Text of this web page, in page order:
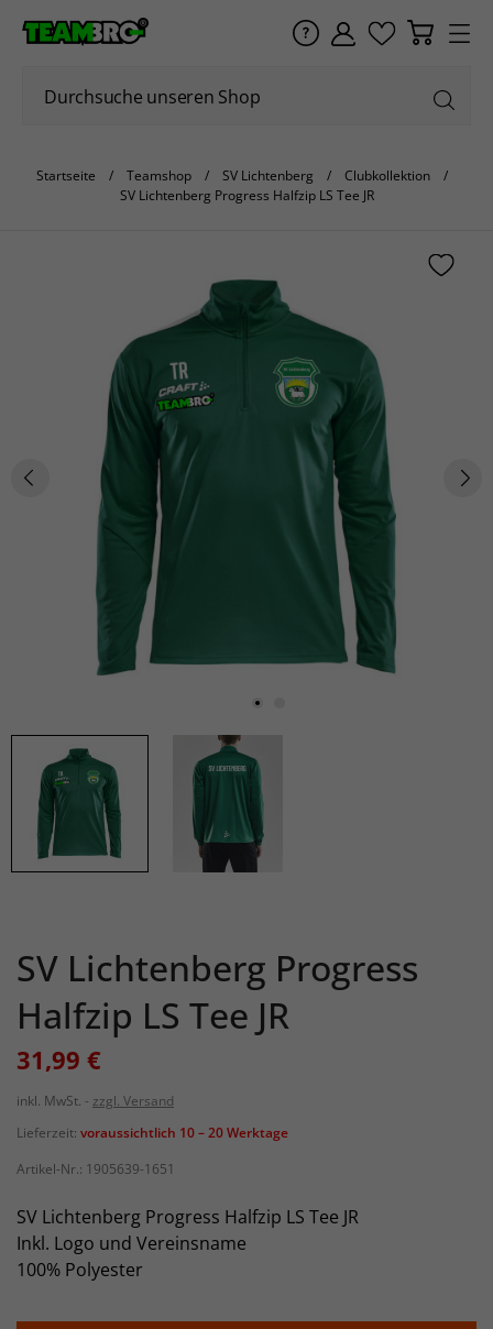
Startseite Teamshop SV Lichtenberg
Clubkollektion
SV Lichtenberg Progress Halfzip LS Tee JR
SV Lichtenberg Progress
Halfzip LS Tee JR
31,99 €
inkl. MwSt.
zzgl. Versand
Lieferzeit: voraussichtlich 10 – 20 Werktage
Artikel-Nr.: 1905639-1651
SV Lichtenberg Progress Halfzip LS Tee JR
Inkl. Logo und Vereinsname
100% Polyester